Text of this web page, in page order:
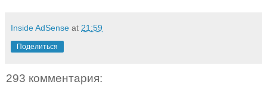
Inside AdSense at 21:59
Поделиться
293 комментария: